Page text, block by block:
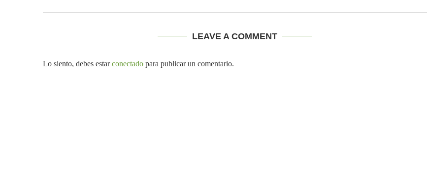
LEAVE A COMMENT
Lo siento, debes estarconectado para publicar un comentario.